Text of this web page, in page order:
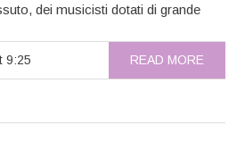
dei musicisti dotati di grande
9:25 READ MORE